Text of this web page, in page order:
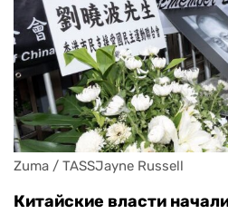
Zuma / TASSJayne Russell
Китайские власти